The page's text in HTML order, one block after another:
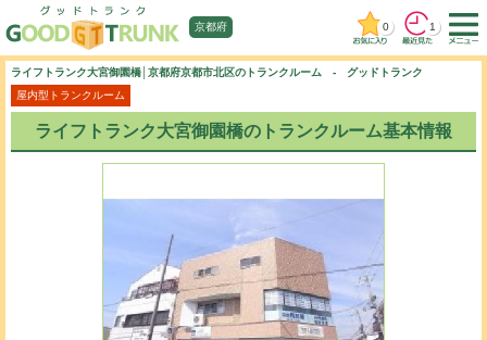
京都府 0 1
ライフトランク大宮御園橋│京都府京都市北区のトランクルーム - グッドトランク
屋内型トランクルーム
ライフトランク大宮御園橋のトランクルーム基本情報